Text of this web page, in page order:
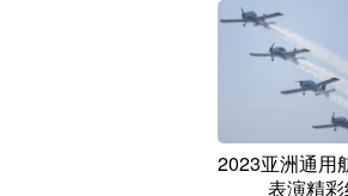
2023亚洲通用
表演精彩